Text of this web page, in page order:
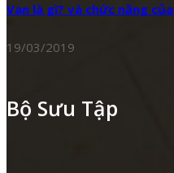
Van là gì? và chức năng của
19/03/2019
Bộ Sưu Tập